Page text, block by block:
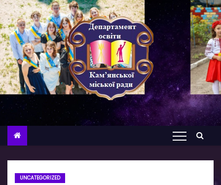
П
е
р
е
й
т
и
д
UNCATEGORIZED